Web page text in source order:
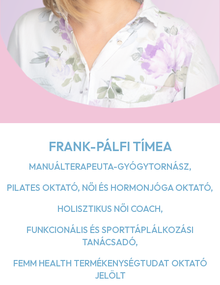
FRANK-PÁLFI TÍMEA
MANUÁLTERAPEUTA-GYÓGYTORNÁSZ,
PILATES OKTATÓ, NŐI ÉS HORMONJÓGA OKTATÓ,
HOLISZTIKUS NŐI COACH,
FUNKCIONÁLIS ÉS SPORTTÁPLÁLKOZÁSI
TANÁCSADÓ,
FEMM HEALTH TERMÉKENYSÉGTUDAT OKTATÓ
JELÖLT